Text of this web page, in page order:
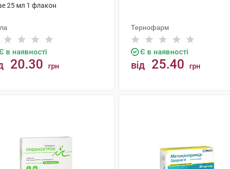
25 мл 1 флакон
в наявності
20.30 грн
Тернофарм
Є в наявності
від 25.40 грн